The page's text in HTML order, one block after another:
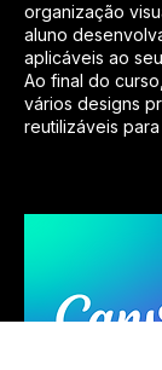
organização
aluno
aplicáveis ao
Ao final do
vários designs
reutilizáveis